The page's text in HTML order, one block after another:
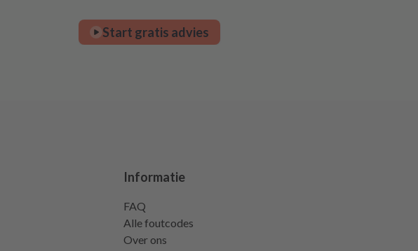
Start gratis advies
Informatie
FAQ
Alle foutcodes
Over ons